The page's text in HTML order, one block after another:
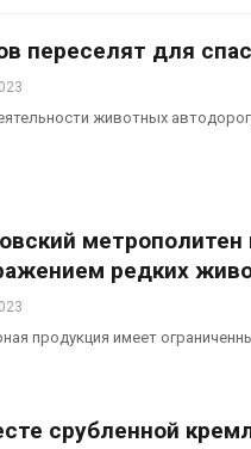
переселят для
животных
метрополитен
редких
продукция имеет
срубленной
из